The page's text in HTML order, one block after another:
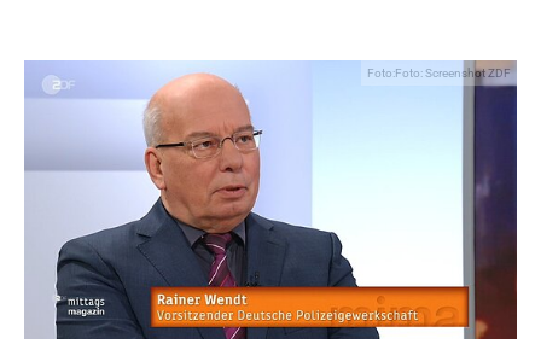
Foto:Foto: Screenshot ZDF